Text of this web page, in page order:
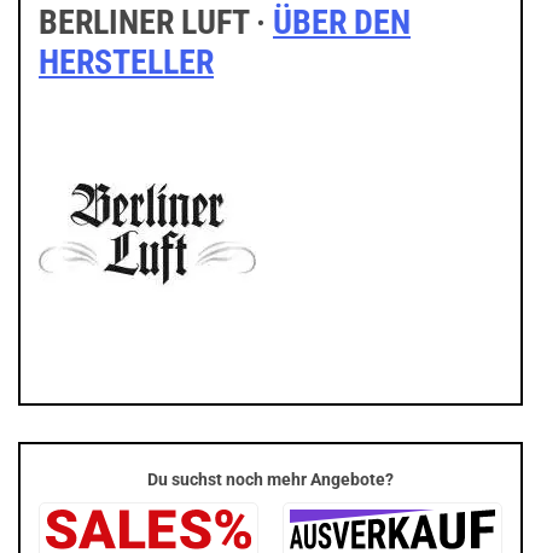
BERLINER LUFT · ÜBER DEN
HERSTELLER
Du suchst noch mehr Angebote?